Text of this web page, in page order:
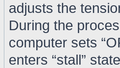
adjusts the
During the
computer sets
enters “stall”